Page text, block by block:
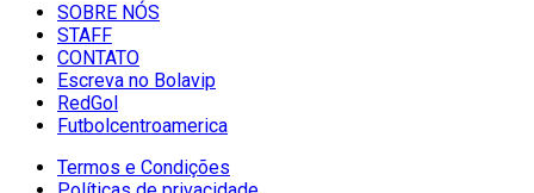
SOBRE NÓS
STAFF
CONTATO
Escreva no Bolavip
RedGol
Futbolcentroamerica
Termos e Condições